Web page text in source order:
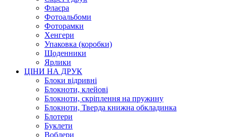
Флаєра
Фотоальбоми
Фоторамки
Хенгери
Упаковка (коробки)
Щоденники
Ярлики
ЦІНИ НА ДРУК
Блоки відривні
Блокноти, клейові
Блокноти, скріплення на пружину
Блокноти, Тверда книжна обкладинка
Блотери
Буклети
Воблери